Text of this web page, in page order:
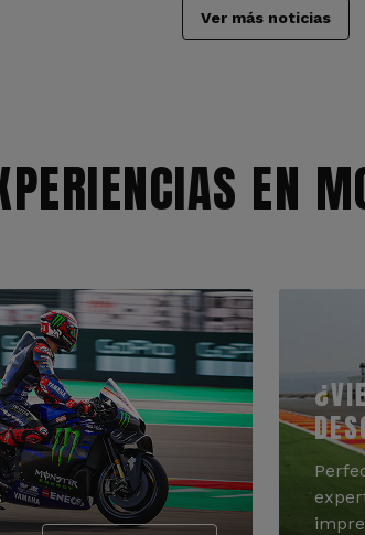
Ver más noticias
EN